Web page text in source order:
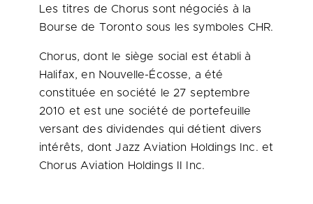
Les titres de Chorus sont négociés à la
Bourse de Torontosous les symboles CHR.
Chorus, dont le siège social est établi à
Halifax, en Nouvelle-Écosse, a été
constituée en société le 27 septembre
2010 et est une société de portefeuille
versant des dividendes qui détient divers
intérêts, dont Jazz Aviation Holdings Inc. et
Chorus Aviation Holdings II Inc.